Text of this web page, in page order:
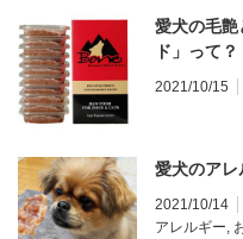
愛犬の毛艶
ド」って？
2021/10/15
愛犬のアレ
2021/10/14
アレルギー